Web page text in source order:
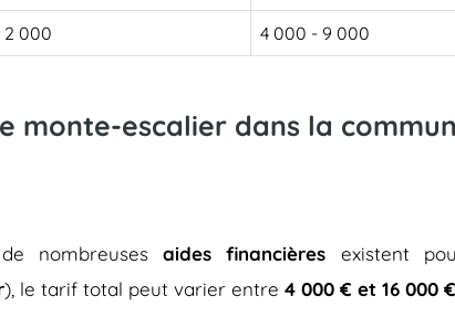
2 000 4 000 - 9 000
monte-escalier dans la
de nombreusesaides financières existent
), le tarif total peut varier entre 4 000 € et 16 000 €